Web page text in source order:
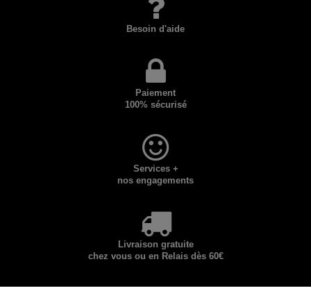
Besoin d'aide
Paiement
100% sécurisé
Services +
nos engagements
Livraison gratuite
chez vous ou en Relais dès 60€